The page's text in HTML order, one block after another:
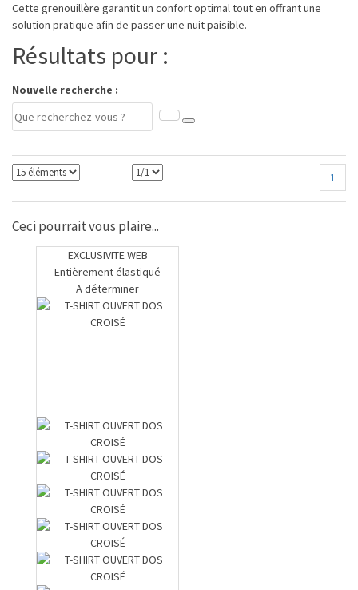
Cette grenouillère garantit un confort optimal tout en offrant une
solution pratique afin de passer une nuit paisible.
Résultats pour :
Nouvelle recherche :
1
Ceci pourrait vous plaire...
EXCLUSIVITE WEB
Entièrement élastiqué
A déterminer